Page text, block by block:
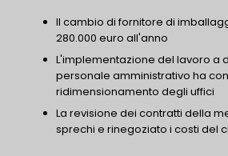
Il cambio di fornitore di
280.000 euro all'anno
L'implementazione del lavoro a
personale amministrativo ha
ridimensionamento degli uffici
La revisione dei contratti della
sprechi e rinegoziato i costi del